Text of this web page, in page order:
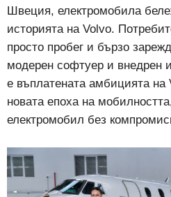
Швеция, електромобила
историята на Volvo.
просто пробег и бързо
модерен софтуер и внедрен
е въплатената амбицията
новата епоха на
електромобил без